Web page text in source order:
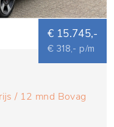
€ 15.745,-
€ 318,- p/m
/ 12 mnd Bovag